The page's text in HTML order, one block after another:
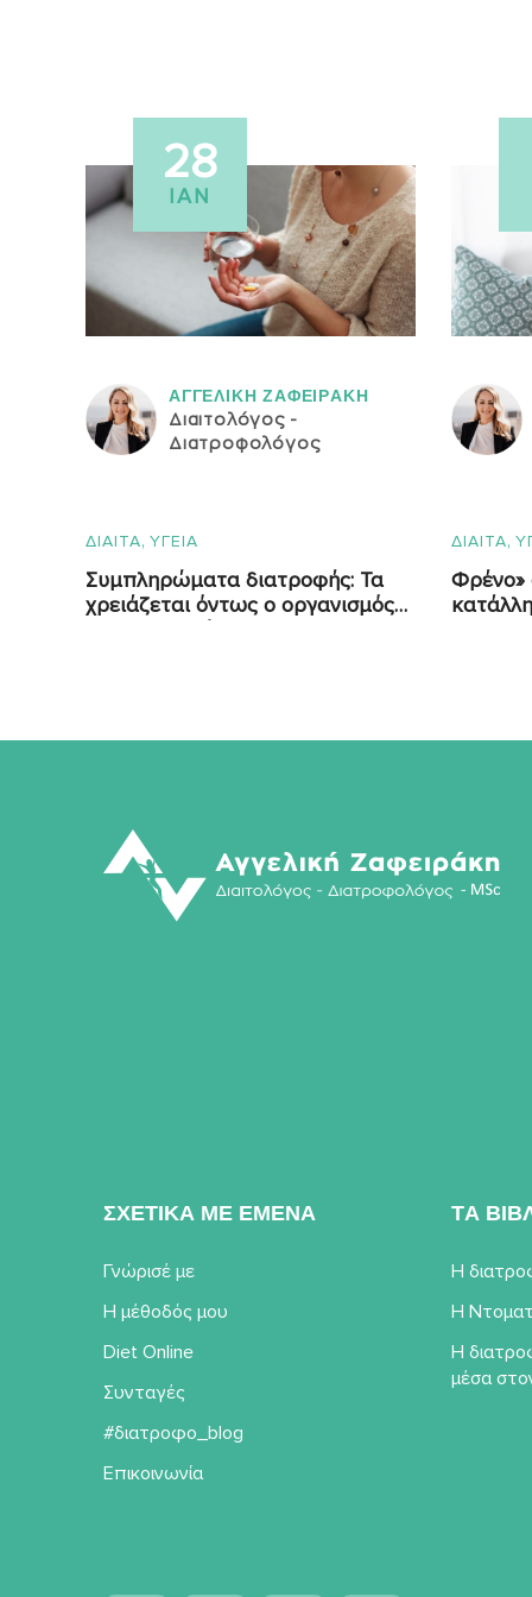
ΑΓΓΕΛΙΚH ΖΑΦΕΙΡAΚΗ
Διαιτολόγος -
Διατροφολόγος
28
ΙΑΝ
ΔΙΑΙΤΑ, ΥΓΕΙΑ
Συμπληρώματα διατροφής: Τα
χρειάζεται όντως ο οργανισμός
ΔΙΑΙΤΑ,
Φρένο»
ΣΧΕΤΙΚΑ ΜΕ ΕΜΕΝΑ
Γνώρισέ με
Η μέθοδός μου
Diet Online
Συνταγές
#διατροφο_blog
Επικοινωνία
TΑ
Η
Η
Η
μέσα